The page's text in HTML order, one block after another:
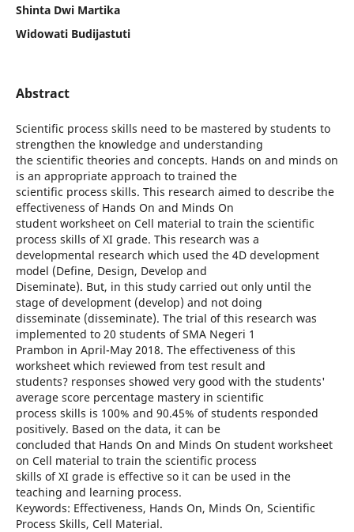
Shinta Dwi Martika
Widowati Budijastuti
Abstract
Scientific process skills need to be mastered by students to
strengthen the knowledge and understanding
the scientific theories and concepts. Hands on and minds on
is an appropriate approach to trained the
scientific process skills. This research aimed to describe the
effectiveness of Hands On and Minds On
student worksheet on Cell material to train the scientific
process skills of XI grade. This research was a
developmental research which used the 4D development
model (Define, Design, Develop and
Diseminate). But, in this study carried out only until the
stage of development (develop) and not doing
disseminate (disseminate). The trial of this research was
implemented to 20 students of SMA Negeri 1
Prambon in April-May 2018. The effectiveness of this
worksheet which reviewed from test result and
students? responses showed very good with the students'
average score percentage mastery in scientific
process skills is 100% and 90.45% of students responded
positively. Based on the data, it can be
concluded that Hands On and Minds On student worksheet
on Cell material to train the scientific process
skills of XI grade is effective so it can be used in the
teaching and learning process.
Keywords: Effectiveness, Hands On, Minds On, Scientific
Process Skills, Cell Material.